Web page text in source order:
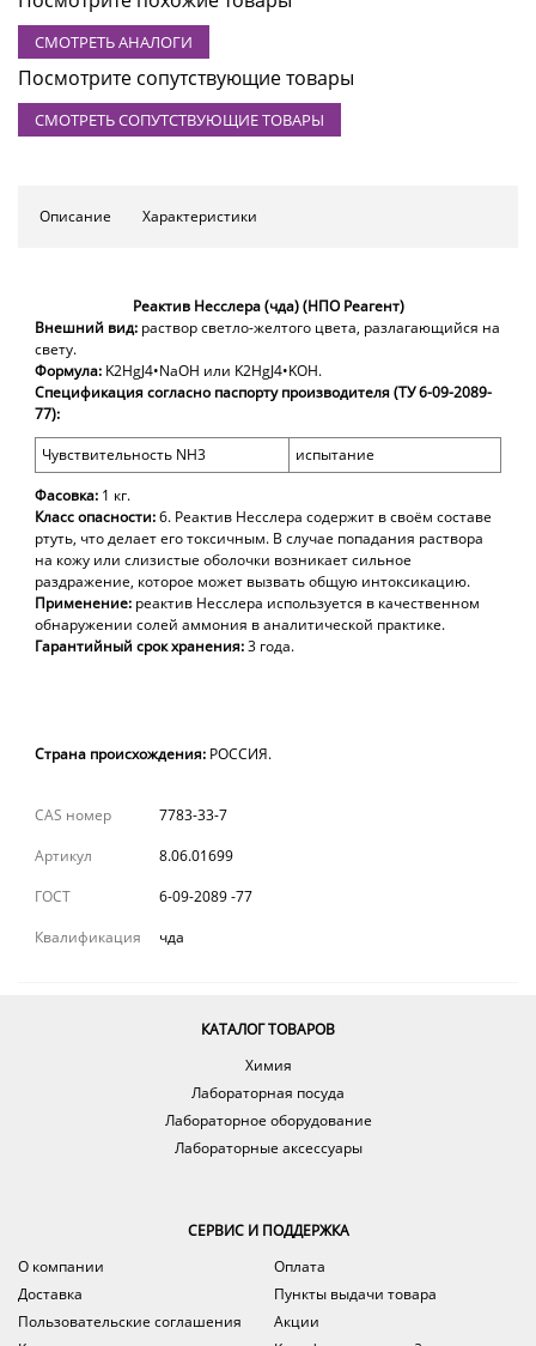
СМОТРЕТЬ АНАЛОГИ
Посмотрите сопутствующие товары
СМОТРЕТЬ СОПУТСТВУЮЩИЕ ТОВАРЫ
Описание Характеристики
Реактив Несслера (чда) (НПО Реагент)
Внешний вид: раствор светло-желтого цвета, разлагающийся на
свету.
Формула: K2HgJ4•NaOH или K2HgJ4•KOH.
Спецификация согласно паспорту производителя (ТУ 6-09-2089-
77):
Чувствительность NH3
испытание
Фасовка: 1 кг.
Класс опасности:6. Реактив Несслера содержит в своём составе
ртуть, что делает его токсичным. В случае попадания раствора
на кожу или слизистые оболочки возникает сильное
раздражение, которое может вызвать общую интоксикацию.
Применение: реактив Несслера используется в качественном
обнаружении солей аммония в аналитической практике.
Гарантийный срок хранения:3 года.
Страна происхождения: РОССИЯ.
CAS номер
7783-33-7
Артикул
8.06.01699
ГОСТ
6-09-2089 -77
Квалификация
чда
КАТАЛОГ ТОВАРОВ
Химия
Лабораторная посуда
Лабораторное оборудование
Лабораторные аксессуары
СЕРВИС И ПОДДЕРЖКА
О компании
Оплата
Доставка
Пункты выдачи товара
Пользовательские соглашения
Акции